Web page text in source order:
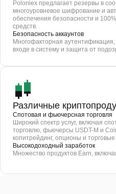
Poloniex предлагает резервы в
многоуровневое шифрование и
обеспечения безопасности и
средств.
Безопасность аккаунтов
Многофакторная
входе в систему и защита от
Различные
Спотовая и фьючерсная торговля
Широкий спектр услуг, включая
торговлю, фьючерсы USDT-M и
копитрейдинг, опционы и
Высокодоходный заработок
Множество продуктов Earn,